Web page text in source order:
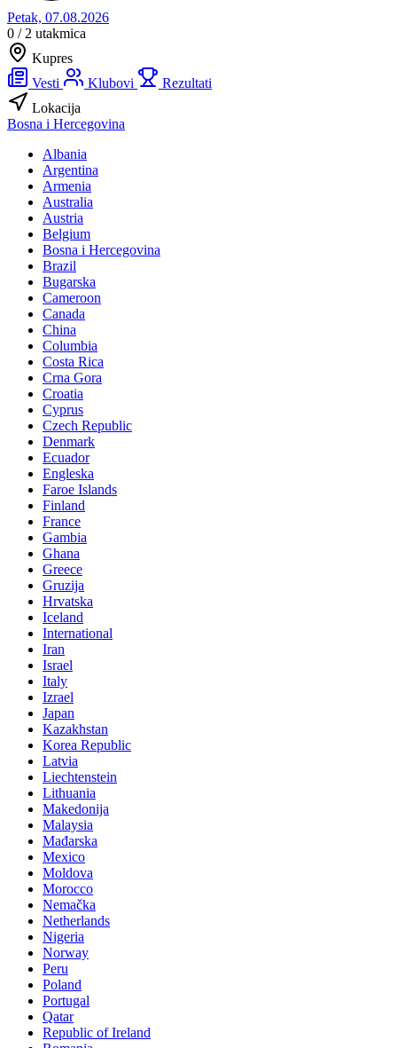
Petak, 07.08.2026
0 / 2 utakmica
Kupres
Vesti
Klubovi
Rezultati
Lokacija
Bosna i Hercegovina
Albania
Argentina
Armenia
Australia
Austria
Belgium
Bosna i Hercegovina
Brazil
Bugarska
Cameroon
Canada
China
Columbia
Costa Rica
Crna Gora
Croatia
Cyprus
Czech Republic
Denmark
Ecuador
Engleska
Faroe Islands
Finland
France
Gambia
Ghana
Greece
Gruzija
Hrvatska
Iceland
International
Iran
Israel
Italy
Izrael
Japan
Kazakhstan
Korea Republic
Latvia
Liechtenstein
Lithuania
Makedonija
Malaysia
Mađarska
Mexico
Moldova
Morocco
Nemačka
Netherlands
Nigeria
Norway
Peru
Poland
Portugal
Qatar
Republic of Ireland